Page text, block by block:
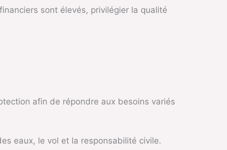
sont élevés, privilégier la qualité
afin de répondre aux besoins variés
eaux, le vol et la responsabilité civile.